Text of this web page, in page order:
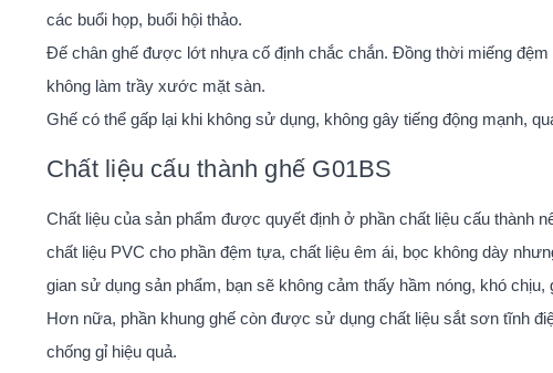
các buổi họp, buổi hội thảo.
Đế chân ghế được lớt nhựa cố định chắc chắn. Đồng thời miếng
không làm trầy xước mặt sàn.
Ghế có thể gấp lại khi không sử dụng, không gây tiếng động mạnh,
Chất liệu cấu thành ghế G01BS
Chất liệu của sản phẩm được quyết định ở phần chất liệu cấu thành
chất liệu PVC cho phần đệm tựa, chất liệu êm ái, bọc không dày
gian sử dụng sản phẩm, bạn sẽ không cảm thấy hầm nóng, khó chịu,
Hơn nữa, phần khung ghế còn được sử dụng chất liệu sắt sơn tĩnh
chống gỉ hiệu quả.